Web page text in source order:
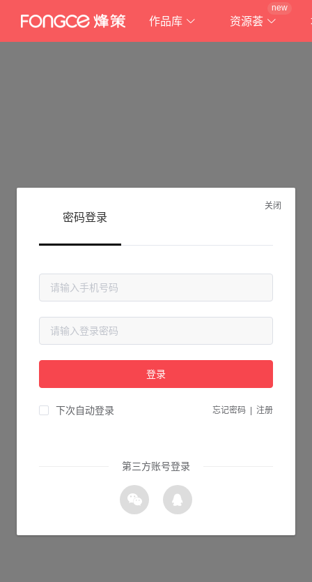
作品库 资源荟
new
抱歉!
请检查您输入的网址是否正确，或点击下面的按钮返回首页。
关闭
密码登录
登录
下次自动登录 忘记密码 注册
第三方账号登录